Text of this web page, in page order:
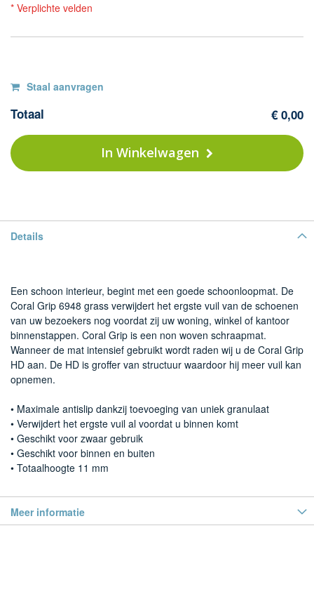
* Verplichte velden
Staal aanvragen
Op
Totaal € 0,00
In Winkelwagen
Details
Een schoon interieur, begint met een goede schoonloopmat. De
Coral Grip 6948 grass verwijdert het ergste vuil van de schoenen
van uw bezoekers nog voordat zij uw woning, winkel of kantoor
binnenstappen. Coral Grip is een non woven schraapmat.
Wanneer de mat intensief gebruikt wordt raden wij u de Coral Grip
HD aan. De HD is groffer van structuur waardoor hij meer vuil kan
opnemen.
• Maximale antislip dankzij toevoeging van uniek granulaat
• Verwijdert het ergste vuil al voordat u binnen komt
• Geschikt voor zwaar gebruik
• Geschikt voor binnen en buiten
• Totaalhoogte 11 mm
Meer informatie